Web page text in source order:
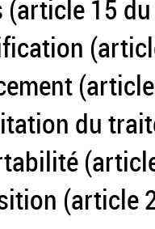
(article 15 du
du
(article